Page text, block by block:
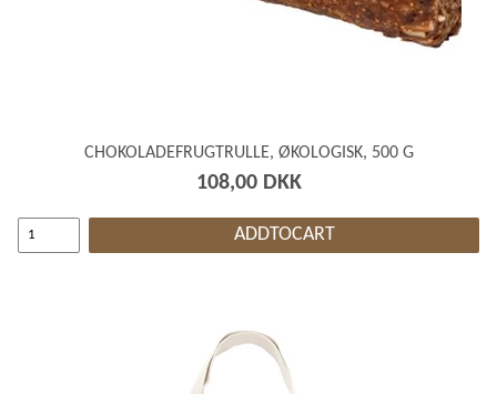
CHOKOLADEFRUGTRULLE, ØKOLOGISK, 500 G
108,00 DKK
ADDTOCART